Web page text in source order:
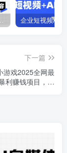
媒体爆款内容
下一篇
游戏2025全网最
利赚钱项目，单